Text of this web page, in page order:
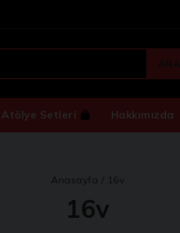
ARA
Atölye Setleri Hakkımızda
Anasayfa / 16v
16v